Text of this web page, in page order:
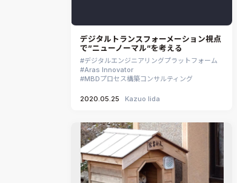
デジタルトランスフォーメーション視点
で”ニューノーマル”を考える
デジタルエンジニアリングプラットフォーム
Aras Innovator
MBDプロセス構築コンサルティング
2020.05.25 Kazuo Iida